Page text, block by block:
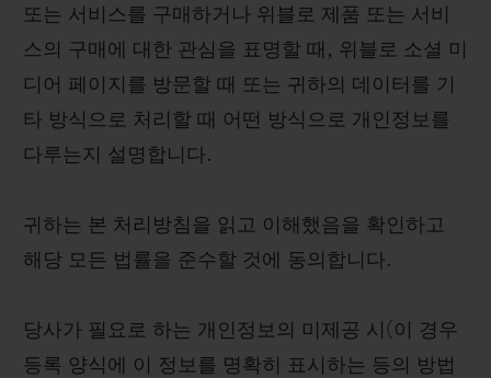
또는 서비스를 구매하거나 위블로 제품 또는 서비
스의 구매에 대한 관심을 표명할 때, 위블로 소셜 미
디어 페이지를 방문할 때 또는 귀하의 데이터를 기
타 방식으로 처리할 때 어떤 방식으로 개인정보를
다루는지 설명합니다.
귀하는 본 처리방침을 읽고 이해했음을 확인하고
해당 모든 법률을 준수할 것에 동의합니다.
당사가 필요로 하는 개인정보의 미제공 시(이 경우
등록 양식에 이 정보를 명확히 표시하는 등의 방법
부티크 검색